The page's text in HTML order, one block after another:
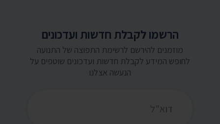
הרשמו לקבלת חדשות ועדכונים
מוזמנים להירשם לרשימת התפוצה של התנועה
לחופש המידע לקבלת חדשות ועדכונים שוטפים על
הנעשה אצלנו